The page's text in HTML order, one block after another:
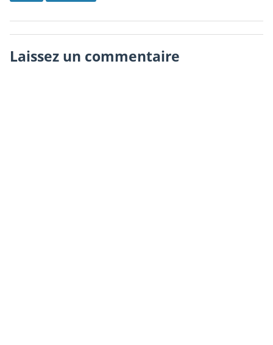
Laissez un commentaire